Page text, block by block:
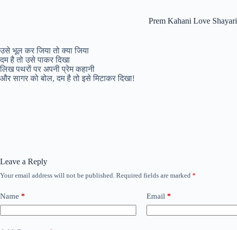
Prem Kahani Love Shayari
उसे भूल कर जिया तो क्या जिया
दम है तो उसे पाकर दिखा
लिख पथरों पर अपनी प्रेम कहानी
और सागर को बोल, दम है तो इसे मिटाकर दिखा!
Leave a Reply
Your email address will not be published. Required fields are marked *
Name * Email *